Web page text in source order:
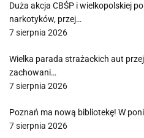
Duża akcja CBŚP i wielkopolskiej
narkotyków, przej…
7 sierpnia 2026
Wielka parada strażackich aut
zachowani…
7 sierpnia 2026
Poznań ma nową bibliotekę! W
7 sierpnia 2026